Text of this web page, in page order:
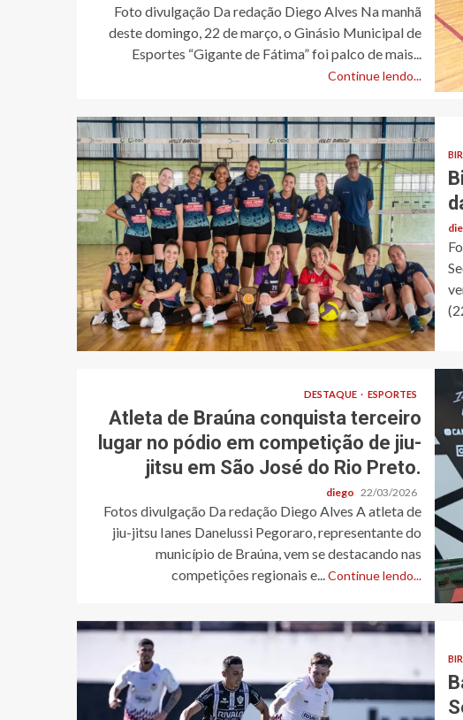
Foto divulgação Da redação Diego Alves Na manhã
deste domingo, 22 de março, o Ginásio Municipal de
Esportes “Gigante de Fátima” foi palco de mais...
Continue lendo...
DESTAQUE ESPORTES
Atleta de Braúna conquista terceiro
lugar no pódio em competição de jiu-
jitsu em São José do Rio Preto.
diego 22/03/2026
Fotos divulgação Da redação Diego Alves A atleta de
jiu-jitsu Ianes Danelussi Pegoraro, representante do
município de Braúna, vem se destacando nas
competições regionais e... Continue lendo...